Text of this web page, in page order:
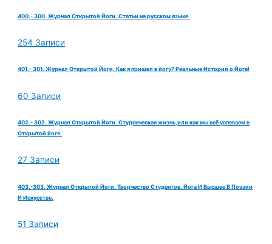
400.- 300. Журнал Открытой Йоги. Статьи на русском языке.
254 Записи
401.- 301. Журнал Открытой Йоги. Как я пришел в йогу? Реальные Истории о Йоге!
60 Записи
402.- 302. Журнал Открытой Йоги. Студенческая жизнь,или как мы всё успеваем в
Открытой йоге.
27 Записи
403.-303. Журнал Открытой Йоги. Творчество Студентов. Йога И Высшее В Поэзии
И Искусстве.
51 Записи